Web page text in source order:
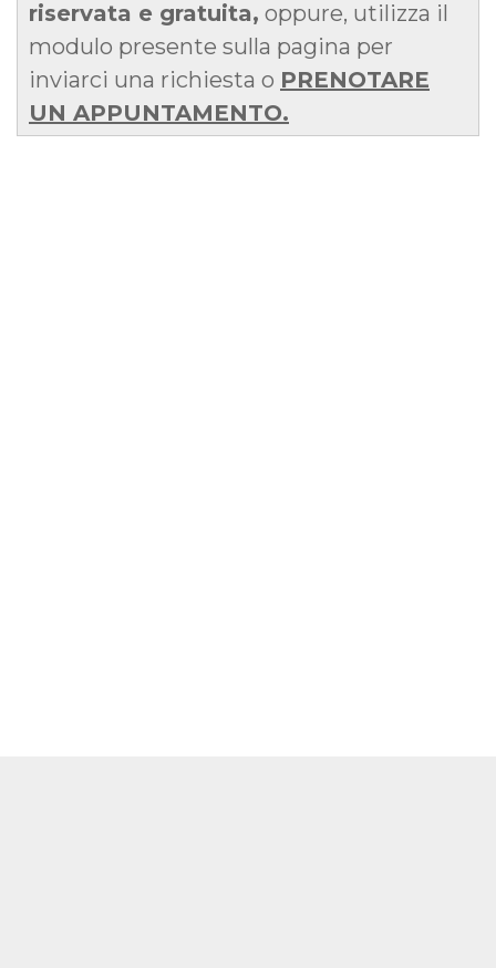
riservata e gratuita, oppure, utilizza il
modulo presente sulla pagina per
inviarci una richiesta o PRENOTARE
UN APPUNTAMENTO.